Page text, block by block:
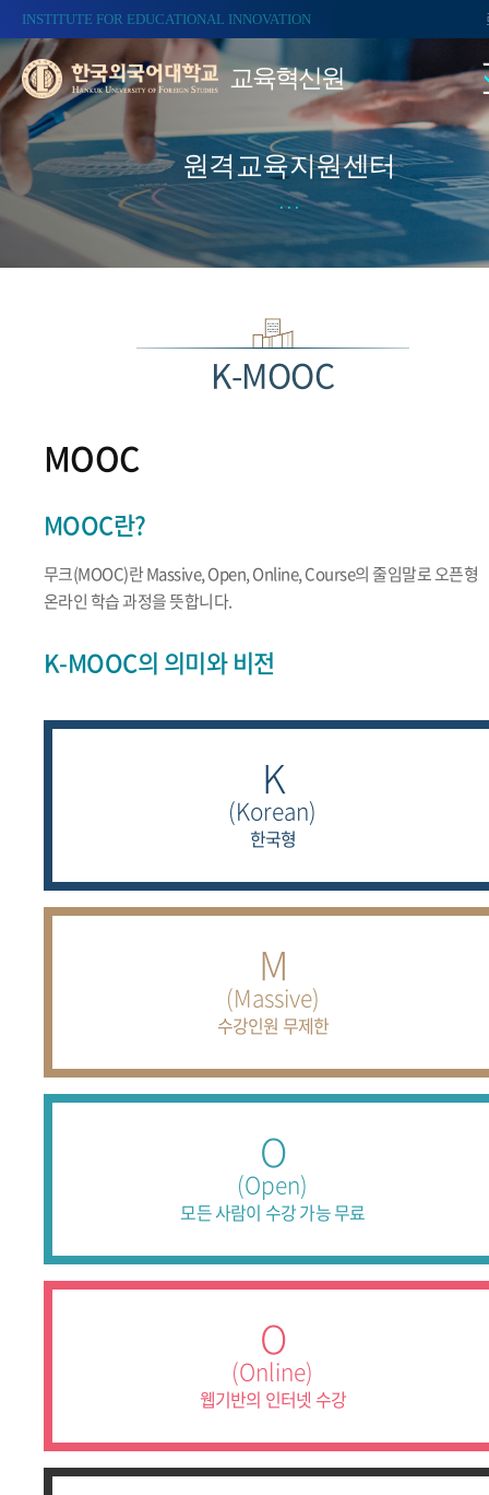
INSTITUTE FOR EDUCATIONAL INNOVATION
교육혁신원
원격교육지원센터
K-MOOC
MOOC
MOOC란?
무크(MOOC)란 Massive, Open, Online, Course의 줄임말로 오픈형
온라인 학습 과정을 뜻합니다.
K-MOOC의 의미와 비전
K
(Korean)
한국형
M
(Massive)
수강인원 무제한
O
(Open)
모든 사람이 수강 가능 무료
O
(Online)
웹기반의 인터넷 수강